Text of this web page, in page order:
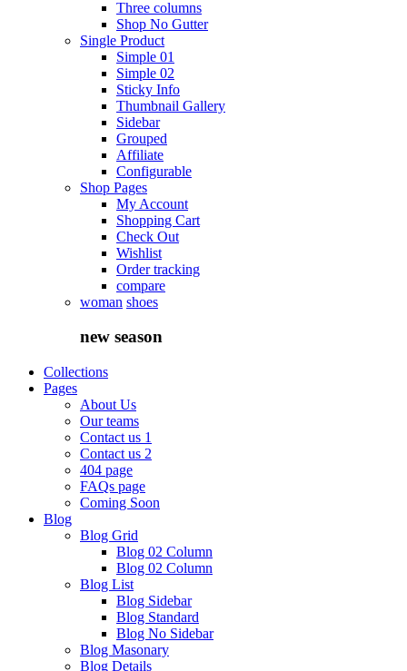
Three columns
Shop No Gutter
Single Product
Simple 01
Simple 02
Sticky Info
Thumbnail Gallery
Sidebar
Grouped
Affiliate
Configurable
Shop Pages
My Account
Shopping Cart
Check Out
Wishlist
Order tracking
compare
woman shoes
new season
Collections
Pages
About Us
Our teams
Contact us 1
Contact us 2
404 page
FAQs page
Coming Soon
Blog
Blog Grid
Blog 02 Column
Blog 02 Column
Blog List
Blog Sidebar
Blog Standard
Blog No Sidebar
Blog Masonary
Blog Details